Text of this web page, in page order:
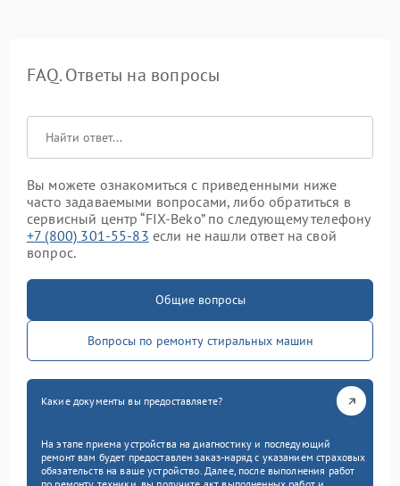
FAQ. Ответы на вопросы
Вы можете ознакомиться с приведенными ниже
часто задаваемыми вопросами, либо обратиться в
сервисный центр “FIX-Beko” по следующему телефону
+7 (800) 301-55-83 если не нашли ответ на свой
вопрос.
Общие вопросы
Вопросы по ремонту стиральных машин
Какие документы вы предоставляете?
На этапе приема устройства на диагностику и последующий
ремонт вам будет предоставлен заказ-наряд с указанием страховых
обязательств на ваше устройство. Далее, после выполнения работ